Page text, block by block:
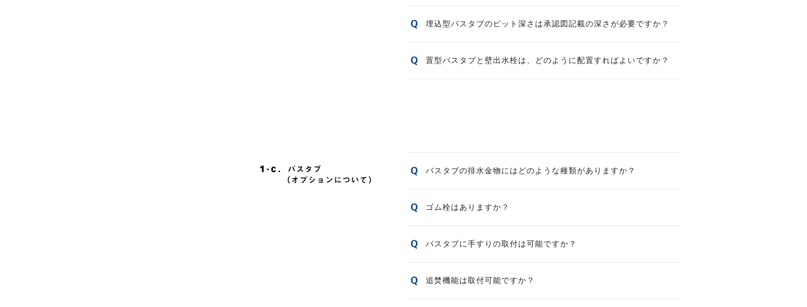
埋込型バスタブのピット深さは承認図記載の深さが必要ですか？
置型バスタブと壁出水栓は、どのように配置すればよいですか？
バスタブの排水金物にはどのような種類がありますか？
ゴム栓はありますか？
バスタブに手すりの取付は可能ですか？
追焚機能は取付可能ですか？